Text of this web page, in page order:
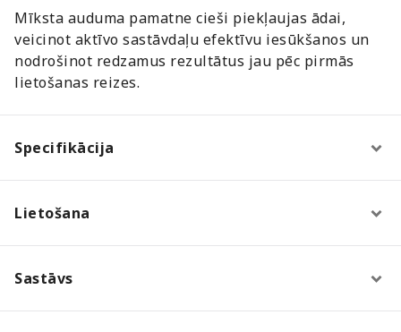
Mīksta auduma pamatne cieši piekļaujas ādai,
veicinot aktīvo sastāvdaļu efektīvu iesūkšanos un
nodrošinot redzamus rezultātus jau pēc pirmās
lietošanas reizes.
Specifikācija
Lietošana
Sastāvs